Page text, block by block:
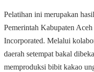
Pelatihan ini merupakan
Pemerintah Kabupaten
Incorporated. Melalui
daerah setempat bakal
memproduksi bibit kakao